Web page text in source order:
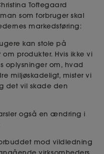
Toftegaard
som forbruger skal
markedsføring:
kan stole på
produkter. Hvis ikke vi
oplysninger om, hvad
miljøskadeligt, mister vi
det vil skade den
også en ændring i
mod vildledning